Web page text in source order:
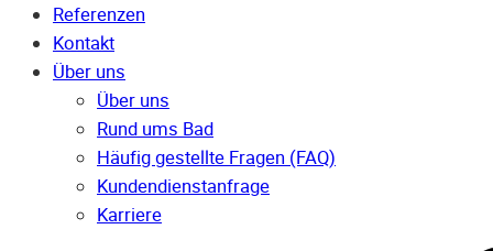
Referenzen
Kontakt
Über uns
Über uns
Rund ums Bad
Häufig gestellte Fragen (FAQ)
Kunden­dienst­anfrage
Karriere